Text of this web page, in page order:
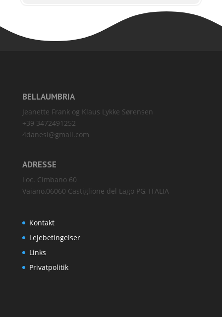
BELLAUMBRIA
Jeanette Frank og Klaus Lykke Sørensen
+39 3472491252
4danesi@gmail.com
ADRESSE
Loc. Cimbano 60
Vaiano,06060 Castiglione del Lago PG, ITALIA
Kontakt
Lejebetingelser
Links
Privatpolitik